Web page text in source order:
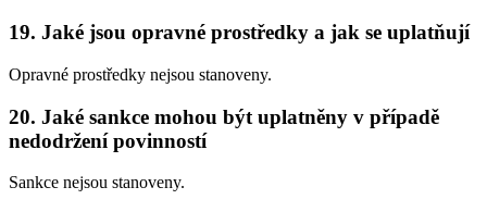
19. Jaké jsou opravné prostředky a jak se uplatňují
Opravné prostředky nejsou stanoveny.
20. Jaké sankce mohou být uplatněny v případě
nedodržení povinností
Sankce nejsou stanoveny.